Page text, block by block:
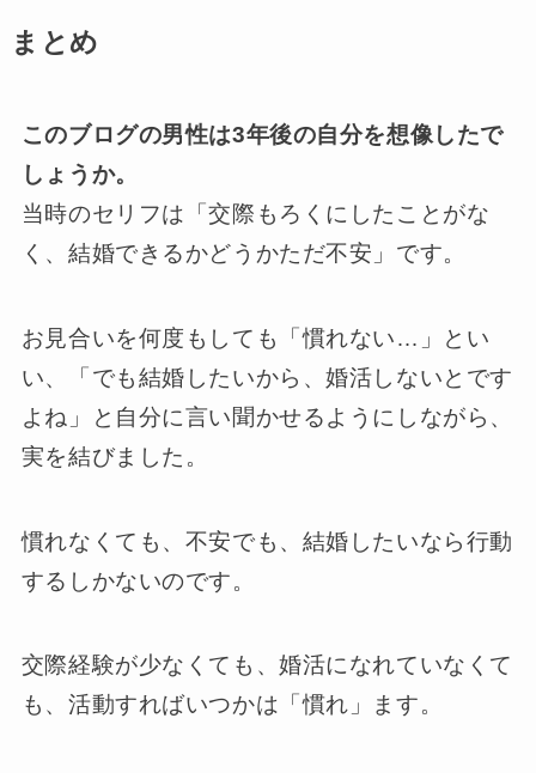
まとめ
このブログの男性は3年後の自分を想像したで
しょうか。
当時のセリフは「交際もろくにしたことがな
く、結婚できるかどうかただ不安」です。
お見合いを何度もしても「慣れない…」とい
い、「でも結婚したいから、婚活しないとです
よね」と自分に言い聞かせるようにしながら、
実を結びました。
慣れなくても、不安でも、結婚したいなら行動
するしかないのです。
交際経験が少なくても、婚活になれていなくて
も、活動すればいつかは「慣れ」ます。